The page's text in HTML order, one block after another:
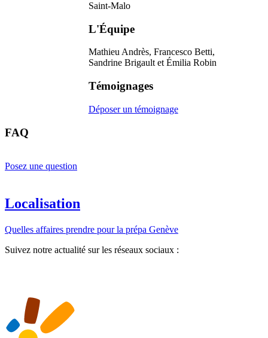
Saint-Malo
L'Équipe
Mathieu Andrès, Francesco Betti,
Sandrine Brigault et Émilia Robin
Témoignages
Déposer un témoignage
FAQ
Posez une question
Localisation
Quelles affaires prendre pour la prépa Genève
Suivez notre actualité sur les réseaux sociaux :